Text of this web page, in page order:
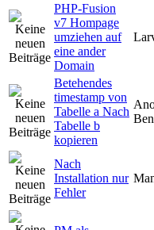
PHP-Fusion
v7 Hompage
umziehen auf
eine ander
Domain
Betehendes
timestamp von
Tabelle a Nach
Tabelle b
kopieren
Nach
Installation nur
Fehler